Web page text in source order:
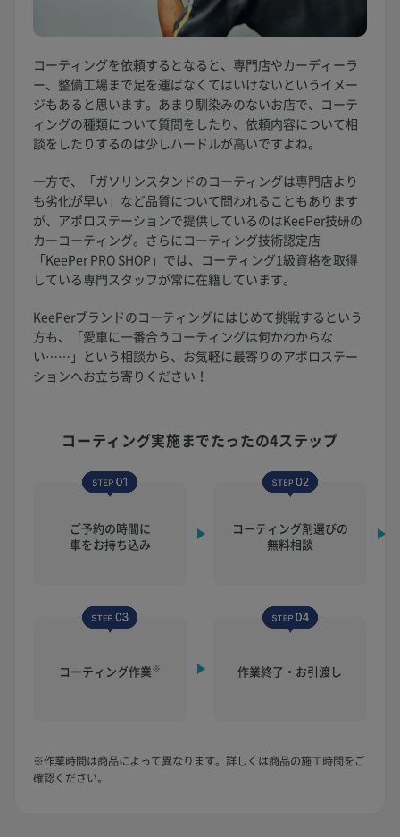
コーティングを依頼するとなると、専門店やカーディーラ
ー、整備工場まで足を運ばなくてはいけないというイメー
ジもあると思います。あまり馴染みのないお店で、コーテ
ィングの種類について質問をしたり、依頼内容について相
談をしたりするのは少しハードルが高いですよね。
一方で、「ガソリンスタンドのコーティングは専門店より
も劣化が早い」など品質について問われることもあります
が、アポロステーションで提供しているのはKeePer技研の
カーコーティング。さらにコーティング技術認定店
「KeePer PRO SHOP」では、コーティング1級資格を取得
している専門スタッフが常に在籍しています。
KeePerブランドのコーティングにはじめて挑戦するという
方も、「愛車に一番合うコーティングは何かわからな
い……」という相談から、お気軽に最寄りのアポロステー
ションへお立ち寄りください！
コーティング実施までたったの4ステップ
ご予約の時間に
車をお持ち込み
コーティング剤選びの
無料相談
コーティング作業※ 作業終了・お引渡し
※作業時間は商品によって異なります。詳しくは商品の施工時間をご
確認ください。